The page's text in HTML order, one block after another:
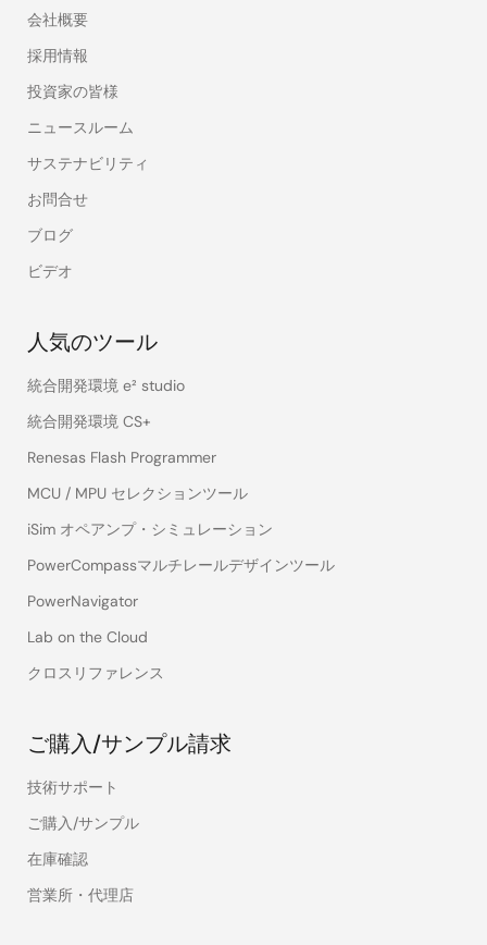
会社概要
採用情報
投資家の皆様
ニュースルーム
サステナビリティ
お問合せ
ブログ
ビデオ
人気のツール
統合開発環境 e² studio
統合開発環境 CS+
Renesas Flash Programmer
MCU / MPU セレクションツール
iSim オペアンプ・シミュレーション
PowerCompassマルチレールデザインツール
PowerNavigator
Lab on the Cloud
クロスリファレンス
ご購入/サンプル請求
技術サポート
ご購入/サンプル
在庫確認
営業所・代理店